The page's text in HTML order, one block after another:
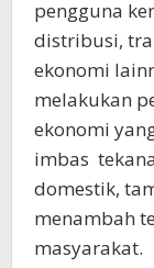
pengguna
distribusi,
ekonomi
melakukan
ekonomi
imbas
domestik,
menambah
masyarakat.